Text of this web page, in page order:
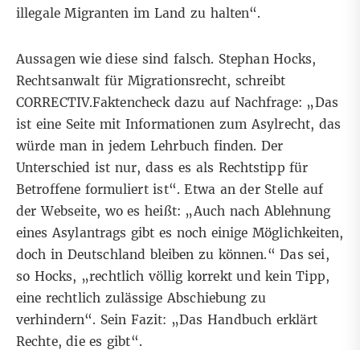
illegale Migranten im Land zu halten“.
Aussagen wie diese sind falsch. Stephan Hocks,
Rechtsanwalt für Migrationsrecht, schreibt
CORRECTIV.Faktencheck dazu auf Nachfrage: „Das
ist eine Seite mit Informationen zum Asylrecht, das
würde man in jedem Lehrbuch finden. Der
Unterschied ist nur, dass es als Rechtstipp für
Betroffene formuliert ist“. Etwa an der Stelle auf
derWebseite, wo es heißt: „Auch nach Ablehnung
eines Asylantrags gibt es noch einige Möglichkeiten,
doch in Deutschland bleiben zu können.“ Das sei,
so Hocks, „rechtlich völlig korrekt und kein Tipp,
eine rechtlich zulässige Abschiebung zu
verhindern“. Sein Fazit: „Das Handbuch erklärt
Rechte, die es gibt“.